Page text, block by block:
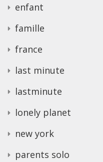
enfant
famille
france
last minute
lastminute
lonely planet
new york
parents solo